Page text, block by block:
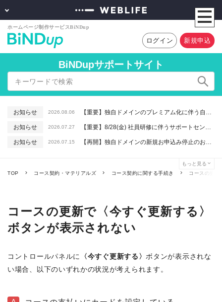
ログイン 新規申込
BiNDupサポートサイト
お知らせ 2026.08.06 【重要】独自ドメインのプレミアム化に伴う自動更新に関するお知らせ
お知らせ 2026.07.27 【重要】8/28(金) 社員研修に伴うサポートセンター休業のお知らせ
お知らせ 2026.07.15 【再開】独自ドメインの新規お申込み停止のお知らせ
もっと見る
TOP コース契約・マテリアルズ コース契約に関する手続き コースの更新
コースの更新で〈今すぐ更新する〉
ボタンが表示されない
コントロールパネルに 〈今すぐ更新する〉 ボタンが表示されな
い場合、以下のいずれかの状況が考えられます。